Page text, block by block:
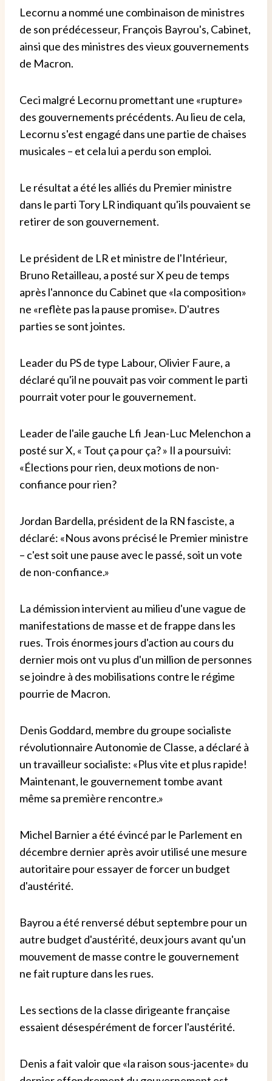
Lecornu a nommé une combinaison de ministres
de son prédécesseur, François Bayrou's, Cabinet,
ainsi que des ministres des vieux gouvernements
de Macron.
Ceci malgré Lecornu promettant une «rupture»
des gouvernements précédents. Au lieu de cela,
Lecornu s'est engagé dans une partie de chaises
musicales – et cela lui a perdu son emploi.
Le résultat a été les alliés du Premier ministre
dans le parti Tory LR indiquant qu'ils pouvaient se
retirer de son gouvernement.
Le président de LR et ministre de l'Intérieur,
Bruno Retailleau, a posté sur X peu de temps
après l'annonce du Cabinet que «la composition»
ne «reflète pas la pause promise». D'autres
parties se sont jointes.
Leader du PS de type Labour, Olivier Faure, a
déclaré qu'il ne pouvait pas voir comment le parti
pourrait voter pour le gouvernement.
Leader de l'aile gauche Lfi Jean-Luc Melenchon a
posté sur X, « Tout ça pour ça? » Il a poursuivi:
«Élections pour rien, deux motions de non-
confiance pour rien?
Jordan Bardella, président de la RN fasciste, a
déclaré: «Nous avons précisé le Premier ministre
– c'est soit une pause avec le passé, soit un vote
de non-confiance.»
La démission intervient au milieu d'une vague de
manifestations de masse et de frappe dans les
rues. Trois énormes jours d'action au cours du
dernier mois ont vu plus d'un million de personnes
se joindre à des mobilisations contre le régime
pourrie de Macron.
Denis Goddard, membre du groupe socialiste
révolutionnaire Autonomie de Classe, a déclaré à
un travailleur socialiste: «Plus vite et plus rapide!
Maintenant, le gouvernement tombe avant
même sa première rencontre.»
Michel Barnier a été évincé par le Parlement en
décembre dernier après avoir utilisé une mesure
autoritaire pour essayer de forcer un budget
d'austérité.
Bayrou a été renversé début septembre pour un
autre budget d'austérité, deux jours avant qu'un
mouvement de masse contre le gouvernement
ne fait rupture dans les rues.
Les sections de la classe dirigeante française
essaient désespérément de forcer l'austérité.
Denis a fait valoir que «la raison sous-jacente» du